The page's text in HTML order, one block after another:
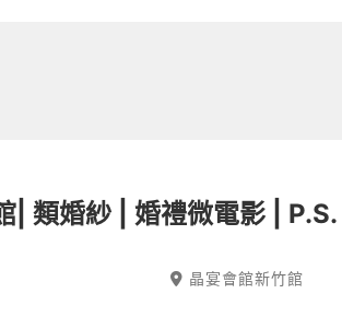
| 類婚紗 | 婚禮微電影 |
晶宴會館新竹館